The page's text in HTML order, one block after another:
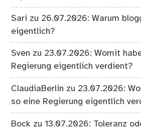
Sari zu 26.07.2026: Warum
eigentlich?
Sven zu 23.07.2026: Womit
Regierung eigentlich verdient?
ClaudiaBerlin zu 23.07.2026:
so eine Regierung eigentlich
Bock zu13.07.2026: Toleranz